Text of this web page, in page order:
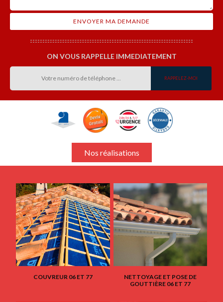
ON VOUS RAPPELLE IMMEDIATEMENT
Nos réalisations
COUVREUR 06 ET 77
NETTOYAGE ET POSE DE
GOUTTIÈRE 06 ET 77